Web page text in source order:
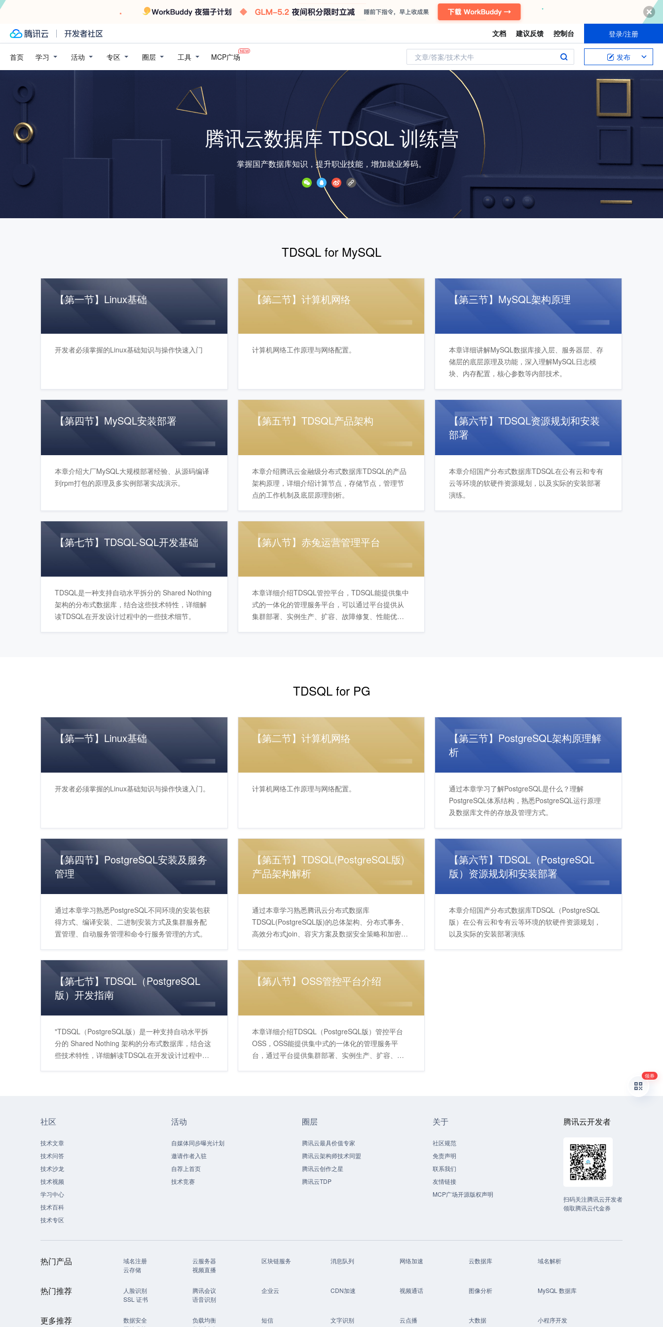
文档 建议反馈 控制台 登录/注册
首页 学习 活动 专区 圈层 工具 MCP广场 文章/答案/技术大牛 发布
腾讯云数据库 TDSQL 训练营
掌握国产数据库知识，提升职业技能，增加就业筹码。
TDSQL for MySQL
【第一节】Linux基础
开发者必须掌握的Linux基础知识与操作快速入门
【第二节】计算机网络
计算机网络工作原理与网络配置。
【第三节】MySQL架构原理
本章详细讲解MySQL数据库接入层、服务器层、存
储层的底层原理及功能，深入理解MySQL日志模
块、内存配置，核心参数等内部技术。
【第四节】MySQL安装部署
本章介绍大厂MySQL大规模部署经验、从源码编译
到rpm打包的原理及多实例部署实战演示。
【第五节】TDSQL产品架构
本章介绍腾讯云金融级分布式数据库TDSQL的产品
架构原理，详细介绍计算节点，存储节点，管理节
点的工作机制及底层原理剖析。
【第六节】TDSQL资源规划和安装
部署
本章介绍国产分布式数据库TDSQL在公有云和专有
云等环境的软硬件资源规划，以及实际的安装部署
演练。
【第七节】TDSQL-SQL开发基础
TDSQL是一种支持自动水平拆分的 Shared Nothing
架构的分布式数据库，结合这些技术特性，详细解
读TDSQL在开发设计过程中的一些技术细节。
【第八节】赤兔运营管理平台
本章详细介绍TDSQL管控平台，TDSQL能提供集中
式的一体化的管理服务平台，可以通过平台提供从
集群部署、实例生产、扩容、故障修复、性能优
TDSQL for PG
【第一节】Linux基础
开发者必须掌握的Linux基础知识与操作快速入门。
【第二节】计算机网络
计算机网络工作原理与网络配置。
【第三节】PostgreSQL架构原理解
析
通过本章学习了解PostgreSQL是什么？理解
PostgreSQL体系结构，熟悉PostgreSQL运行原理
及数据库文件的存放及管理方式。
【第四节】PostgreSQL安装及服务
管理
通过本章学习熟悉PostgreSQL不同环境的安装包获
得方式、编译安装、二进制安装方式及集群服务配
置管理、自动服务管理和命令行服务管理的方式。
【第五节】TDSQL(PostgreSQL版)
产品架构解析
通过本章学习熟悉腾讯云分布式数据库
TDSQL(PostgreSQL版)的总体架构、分布式事务、
高效分布式join、容灾方案及数据安全策略和加密审
【第六节】TDSQL（PostgreSQL
版）资源规划和安装部署
本章介绍国产分布式数据库TDSQL（PostgreSQL
版）在公有云和专有云等环境的软硬件资源规划，
以及实际的安装部署演练
【第七节】TDSQL（PostgreSQL
版）开发指南
"TDSQL（PostgreSQL版）是一种支持自动水平拆
分的 Shared Nothing 架构的分布式数据库，结合这
些技术特性，详细解读TDSQL在开发设计过程中的
【第八节】OSS管控平台介绍
本章详细介绍TDSQL（PostgreSQL版）管控平台
OSS，OSS能提供集中式的一体化的管理服务平
台，通过平台提供集群部署、实例生产、扩容、故
社区
技术文章
技术问答
技术沙龙
技术视频
学习中心
技术百科
技术专区
活动
自媒体同步曝光计划
邀请作者入驻
自荐上首页
技术竞赛
圈层
腾讯云最具价值专家
腾讯云架构师技术同盟
腾讯云创作之星
腾讯云TDP
关于
社区规范
免责声明
联系我们
友情链接
MCP广场开源版权声明
腾讯云开发者
扫码关注腾讯云开发者
领取腾讯云代金券
热门产品 域名注册 云服务器 区块链服务 消息队列 网络加速 云数据库
域名解析
云存储
视频直播
热门推荐 人脸识别 腾讯会议 企业云 CDN加速 视频通话 图像分析
MySQL 数据库
SSL 证书
语音识别
更多推荐 数据安全 负载均衡 短信 文字识别 云点播 大数据
小程序开发
领券